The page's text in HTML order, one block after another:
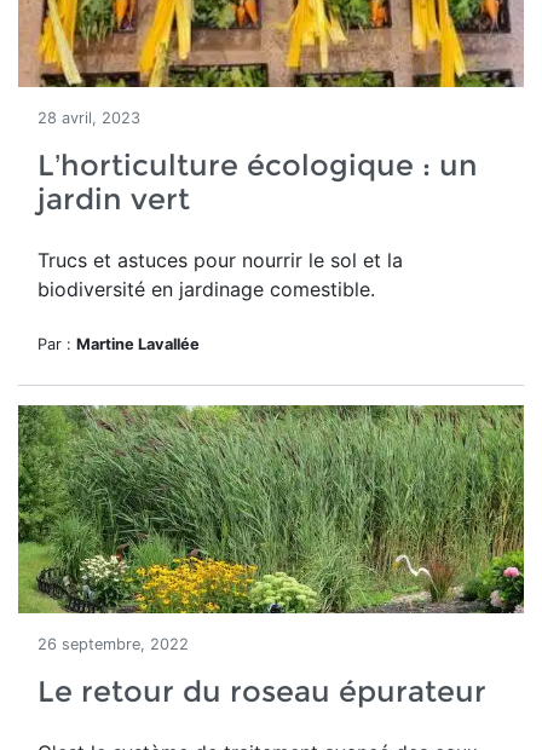
28 avril, 2023
L’horticulture écologique : un
jardin vert
Trucs et astuces pour nourrir le sol et la
biodiversité en jardinage comestible.
Par : Martine Lavallée
26 septembre, 2022
Le retour du roseau épurateur